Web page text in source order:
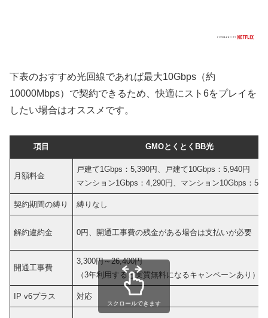
下表のおすすめ光回線であれば最大10Gbps（約
10000Mbps）で契約できるため、快適にスト6をプレイを
したい場合はオススメです。
項目 GMOとくとくBB光
月額料金
戸建て1Gbps：5,390円、戸建て10Gbps：5,940円
マンション1Gbps：4,290円、マンション10Gbps：
契約期間の縛り 縛りなし
解約違約金 0円、開通工事費の残金がある場合は支払いが必要
開通工事費
3,300円～26,400円
（3年利用すると実質無料になるキャンペーンあり）
IP v6プラス 対応
スクロールできます